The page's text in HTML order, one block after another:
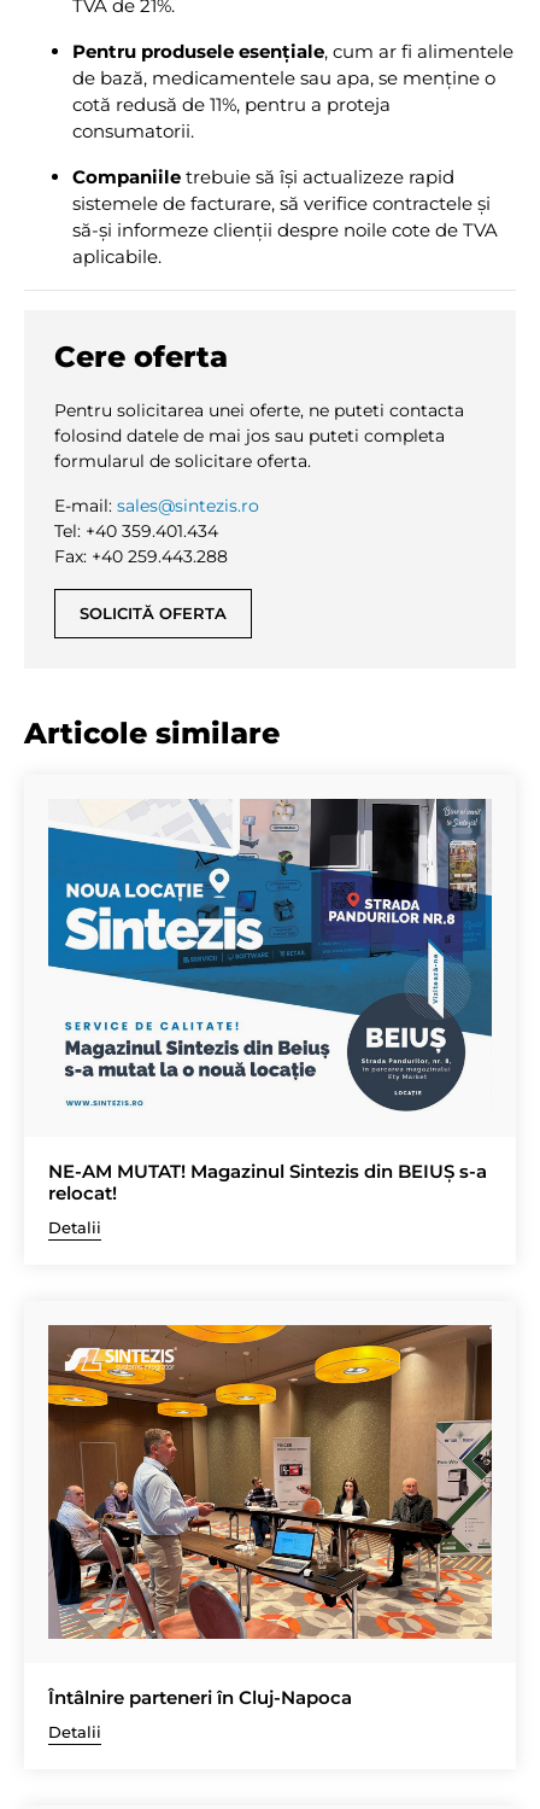
TVA de 21%.
Pentru produsele esențiale, cum ar fi alimentele
de bază, medicamentele sau apa, se menține o
cotă redusă de 11%, pentru a proteja
consumatorii.
Companiile trebuie să își actualizeze rapid
sistemele de facturare, să verifice contractele și
să-și informeze clienții despre noile cote de TVA
aplicabile.
Cere oferta
Pentru solicitarea unei oferte, ne puteti contacta
folosind datele de mai jos sau puteti completa
formularul de solicitare oferta.
E-mail: sales@sintezis.ro
Tel: +40 359.401.434
Fax: +40 259.443.288
SOLICITĂ OFERTA
Articole similare
NE-AM MUTAT! Magazinul Sintezis din BEIUȘ s-a
relocat!
Detalii
Întâlnire parteneri în Cluj-Napoca
Detalii